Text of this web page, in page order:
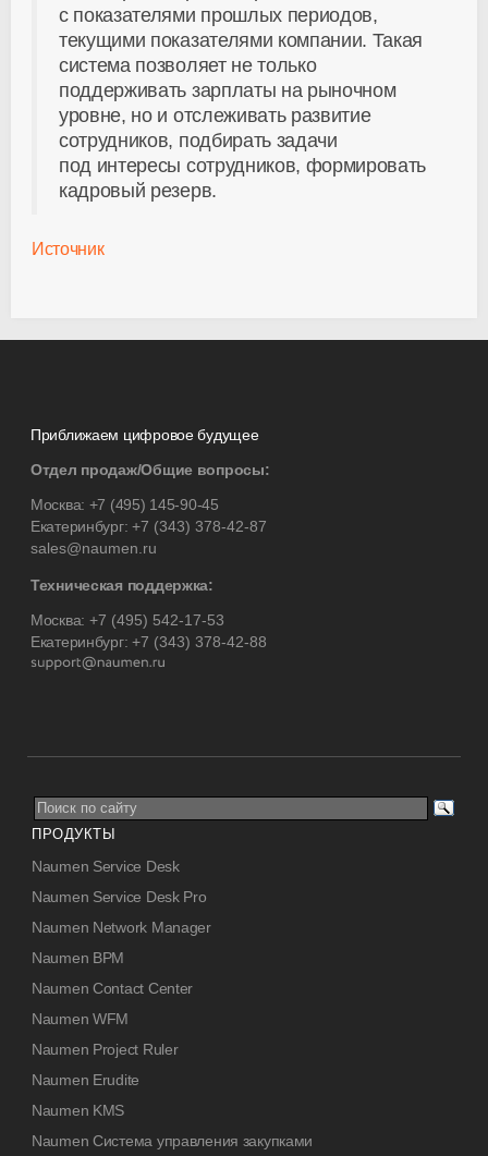
с показателями прошлых периодов,
текущими показателями компании. Такая
система позволяет не только
поддерживать зарплаты на рыночном
уровне, но и отслеживать развитие
сотрудников, подбирать задачи
под интересы сотрудников, формировать
кадровый резерв.
Источник
Приближаем цифровое будущее
Отдел продаж/Общие вопросы:
Москва: +7 (495) 145-90-45
Екатеринбург:+7 (343) 378-42-87
sales@naumen.ru
Техническая поддержка:
Москва: +7 (495) 542-17-53
Екатеринбург:+7 (343) 378-42-88
ПРОДУКТЫ
Naumen Service Desk
Naumen Service Desk Pro
Naumen Network Manager
Naumen BPM
Naumen Contact Center
Naumen WFM
Naumen Project Ruler
Naumen Erudite
Naumen KMS
Naumen Система управления закупками